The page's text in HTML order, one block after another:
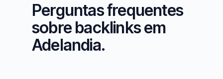
Perguntas frequentes
sobre backlinks em
Adelandia.